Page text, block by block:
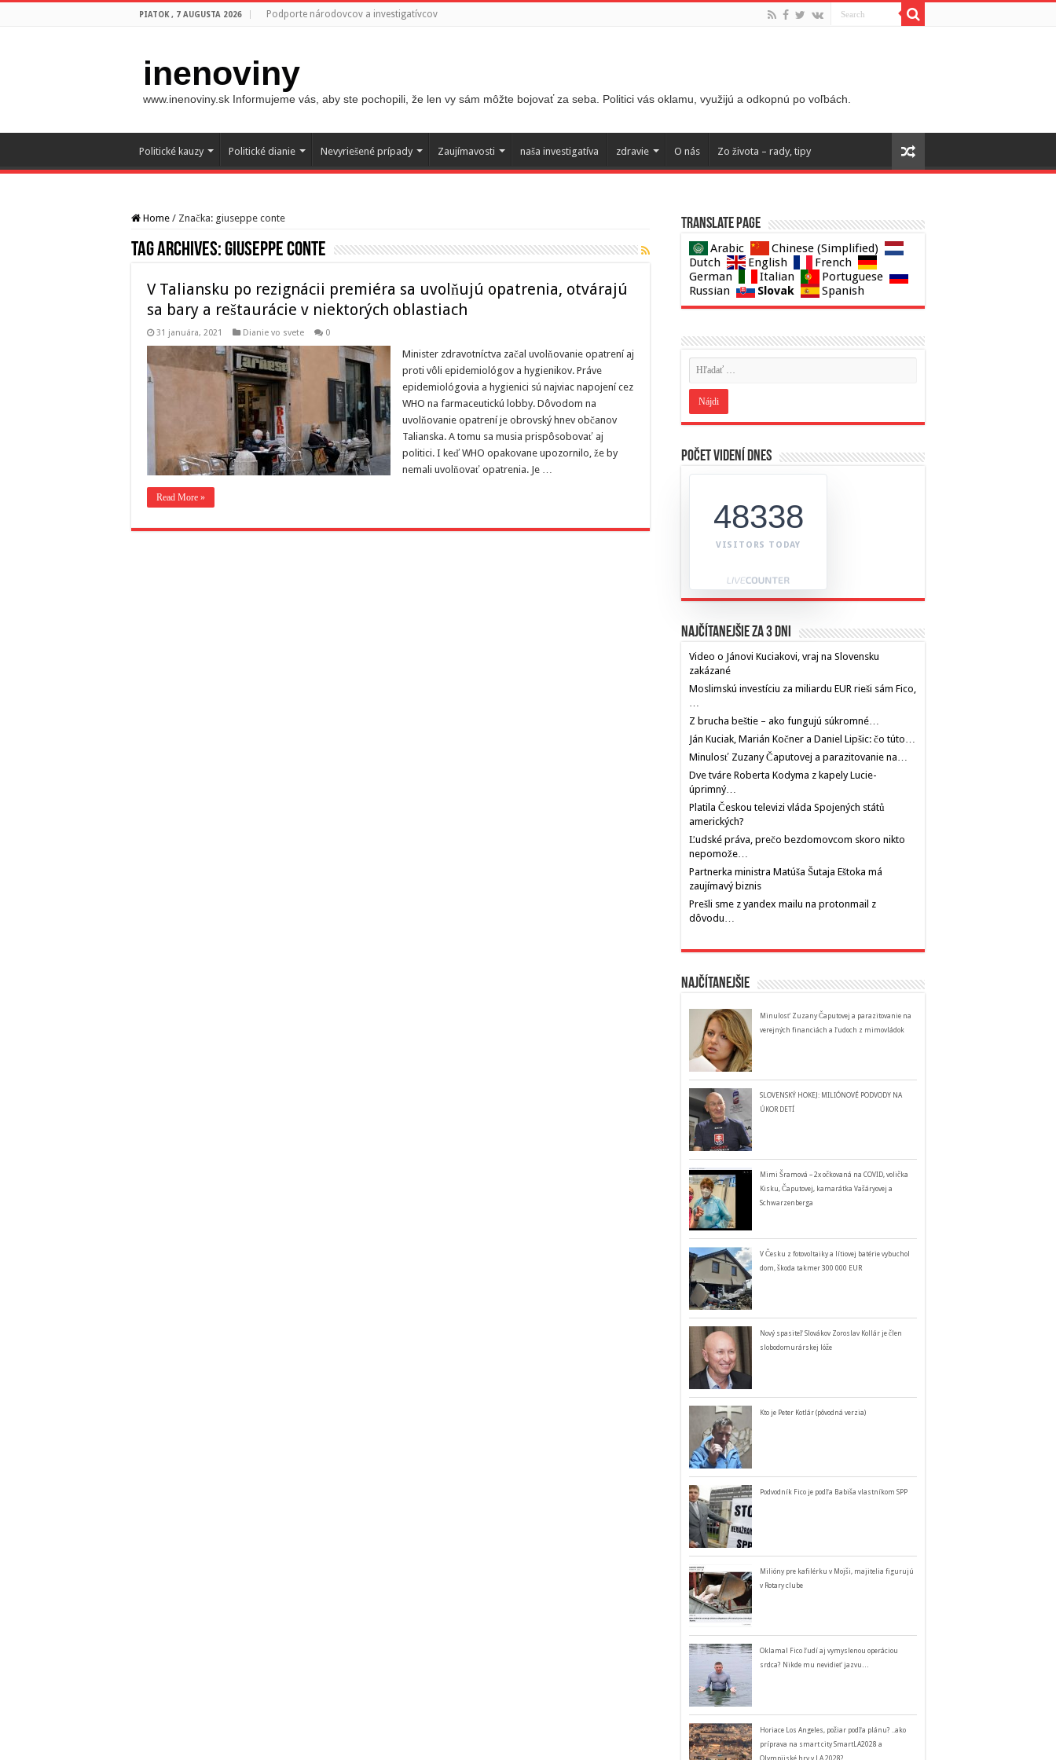
PIATOK , 7 AUGUSTA 2026 Podporte národovcov a investigatívcov
inenoviny
www.inenoviny.sk Informujeme vás, aby ste pochopili, že len vy sám môžte bojovať za seba. Politici vás oklamu, využijú a odkopnú po voľbách.
Politické kauzy Politické dianie Nevyriešené prípady Zaujímavosti naša investigatíva zdravie O nás Zo života – rady, tipy
Home / Značka: giuseppe conte
Tag Archives:giuseppe conte
V Taliansku po rezignácii premiéra sa uvolňujú opatrenia, otvárajú
sa bary a reštaurácie v niektorých oblastiach
31 januára, 2021 Dianie vo svete 0
Minister zdravotníctva začal uvolňovanie opatrení aj
proti vôli epidemiológov a hygienikov. Práve
epidemiológovia a hygienici sú najviac napojení cez
WHO na farmaceutickú lobby. Dôvodom na
uvolňovanie opatrení je obrovský hnev občanov
Talianska. A tomu sa musia prispôsobovať aj
politici. I keď WHO opakovane upozornilo, že by
nemali uvolňovať opatrenia. Je …
Read More »
Translate page
Arabic
Chinese (Simplified)
Dutch
English
French
German
Italian
Portuguese
Russian
Slovak Spanish
Počet videní dnes
48338
VISITORS TODAY
Najčítanejšie za 3 dni
Video o Jánovi Kuciakovi, vraj na Slovensku
zakázané
Moslimskú investíciu za miliardu EUR rieši sám Fico,
…
Z brucha beštie – ako fungujú súkromné…
Ján Kuciak, Marián Kočner a Daniel Lipšic: čo túto…
Minulosť Zuzany Čaputovej a parazitovanie na…
Dve tváre Roberta Kodyma z kapely Lucie-
úprimný…
Platila Českou televizi vláda Spojených států
amerických?
Ľudské práva, prečo bezdomovcom skoro nikto
nepomože…
Partnerka ministra Matúša Šutaja Eštoka má
zaujímavý biznis
Prešli sme z yandex mailu na protonmail z
dôvodu…
Najčítanejšie
Minulosť Zuzany Čaputovej a parazitovanie na
verejných financiách a ľudoch z mimovládok
SLOVENSKÝ HOKEJ: MILIÓNOVÉ PODVODY NA
ÚKOR DETÍ
Mimi Šramová – 2x očkovaná na COVID, volička
Kisku, Čaputovej, kamarátka Vašáryovej a
Schwarzenberga
V Česku z fotovoltaiky a lítiovej batérie vybuchol
dom, škoda takmer 300 000 EUR
Nový spasiteľ Slovákov Zoroslav Kollár je člen
slobodomurárskej lóže
Kto je Peter Kotlár (pôvodná verzia)
Podvodník Fico je podľa Babiša vlastníkom SPP
Milióny pre kafilérku v Mojši, majitelia figurujú
v Rotary clube
Oklamal Fico ľudí aj vymyslenou operáciou
srdca? Nikde mu nevidieť jazvu…
Horiace Los Angeles, požiar podľa plánu? ..ako
príprava na smart city SmartLA2028 a